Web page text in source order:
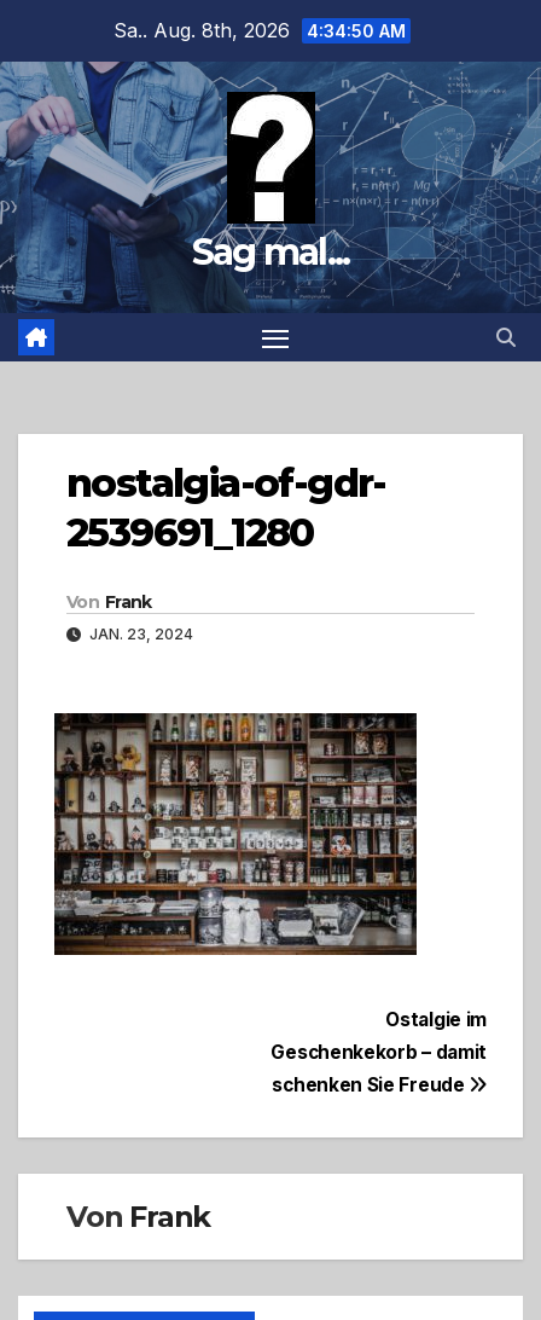
springen
Sa.. Aug. 8th, 2026 4:34:51 AM
Sag mal...
nostalgia-of-gdr-
2539691_1280
Von Frank
JAN. 23, 2024
BeitragsnavigationOstalgie im
Geschenkekorb – damit
schenken Sie Freude
Von Frank